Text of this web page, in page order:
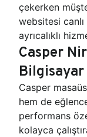
çekerken
websitesi
ayrıcalıklı
Casper
Casper
hem de
performans
kolayca